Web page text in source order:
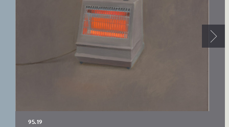
FOR POLITICAL
ICONOGRAPHY
ERNST CASSIRER
CENTRE 1997-2007
95.19